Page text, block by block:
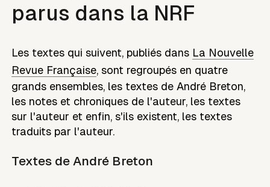
parus dans la NRF
Les textes qui suivent, publiés dans La Nouvelle
Revue Française, sont regroupés en quatre
grands ensembles, les textes de André Breton,
les notes et chroniques de l'auteur, les textes
sur l'auteur et enfin, s'ils existent, les textes
traduits par l'auteur.
Textes de André Breton